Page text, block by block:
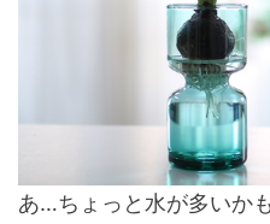
あ…ちょっと水が多いか